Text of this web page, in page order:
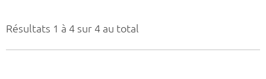
Résultats 1 à 4 sur 4 au total